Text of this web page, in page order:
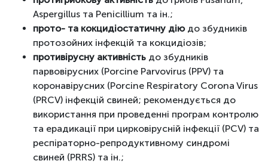
Aspergillus та Penicillium та ін.;
прото- та кокцидіостатичну діюдо збудників
протозойних інфекцій та кокцидіозів;
противірусну активність до збудників
парвовірусних (Porcine Parvovirus (PPV) та
коронавірусних (Porcine Respiratory Corona Virus
(PRCV) інфекцій свиней; рекомендується до
використання при проведенні програм контролю
та ерадикації при цирковірусній інфекції (PCV) та
респіраторно-репродуктивному синдромі
свиней (PRRS) та ін.;